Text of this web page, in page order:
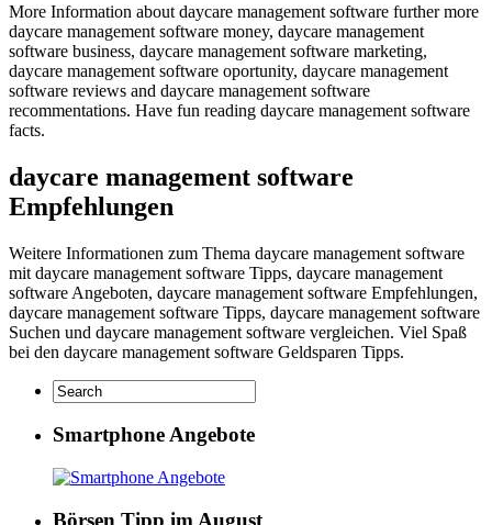
More Information about daycare management software further more
daycare management software money, daycare management
software business, daycare management software marketing,
daycare management software oportunity, daycare management
software reviews and daycare management software
recommentations. Have fun reading daycare management software
facts.
daycare management software
Empfehlungen
Weitere Informationen zum Thema daycare management software
mit daycare management software Tipps, daycare management
software Angeboten, daycare management software Empfehlungen,
daycare management software Tipps, daycare management software
Suchen und daycare management software vergleichen. Viel Spaß
bei den daycare management software Geldsparen Tipps.
Smartphone Angebote
Börsen Tipp im August